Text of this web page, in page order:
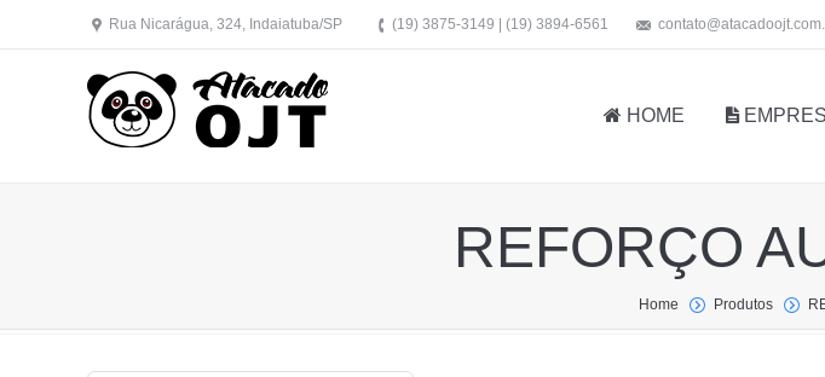
Rua Nicarágua, 324, Indaiatuba/SP (19) 3875-3149 | (19) 3894-6561
HOME
REFORÇO
Home Produtos